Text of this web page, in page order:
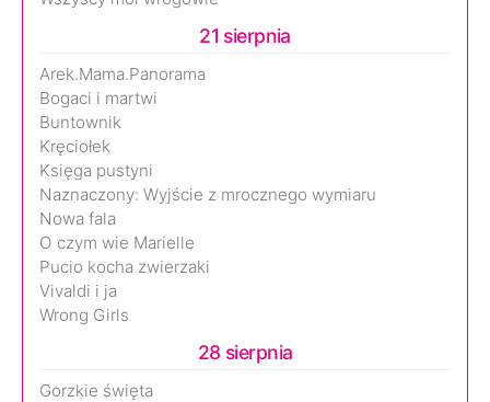
21 sierpnia
Arek.Mama.Panorama
Bogaci i martwi
Buntownik
Kręciołek
Księga pustyni
Naznaczony: Wyjście z mrocznego wymiaru
Nowa fala
O czym wie Marielle
Pucio kocha zwierzaki
Vivaldi i ja
Wrong Girls
28 sierpnia
Gorzkie święta